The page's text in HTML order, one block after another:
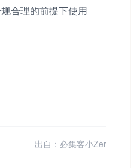
合理的前提下使用
出自：必集客小Zer